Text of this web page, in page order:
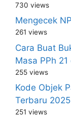
730 views
Mengecek
261 views
Cara Buat
Masa PPh
255 views
Kode Objek
Terbaru 2025
251 views